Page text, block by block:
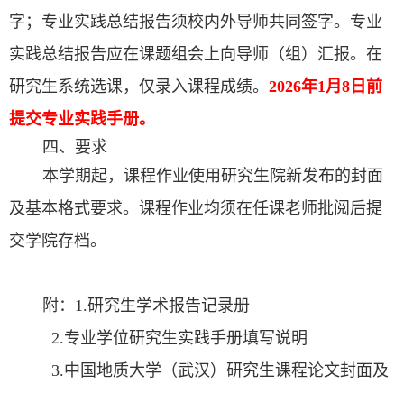
字；专业实践总结报告须校内外导师共同签字。专业
实践总结报告应在课题组会上向导师（组）汇报。在
研究生系统选课，仅录入课程成绩。 2026年1月8日前
提交专业实践手册。
四、要求
本学期起，课程作业使用研究生院新发布的封面
及基本格式要求。课程作业均须在任课老师批阅后提
交学院存档。
附：1.研究生学术报告记录册
2.专业学位研究生实践手册填写说明
3.中国地质大学（武汉）研究生课程论文封面及